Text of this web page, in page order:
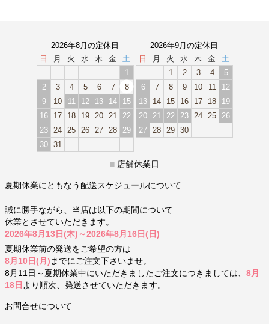
2026年8月の定休日
日
月 火 水 木 金
土
1
2
3 4 5 6 7
8
9
10 11 12 13 14
15
16
17 18 19 20 21
22
23
24 25 26 27 28
29
30 31
2026年9月の定休日
日
月 火 水 木 金
土
1
2 3 4
5
6
7 8 9 10 11
12
13
14 15 16 17 18
19
20
21 22 23 24 25
26
27
28 29 30
■ 店舗休業日
夏期休業にともなう配送スケジュールについて
誠に勝手ながら、当店は以下の期間について
休業とさせていただきます。
2026年8月13日(木)～2026年8月16日(日)
夏期休業前の発送をご希望の方は
8月10日(月) までにご注文下さいませ。
8月11日～夏期休業中にいただきましたご注文につきましては、 8月
18日 より順次、発送させていただきます。
お問合せについて